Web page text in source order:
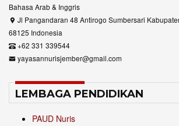
Bahasa Arab & Inggris
Jl Pangandaran 48 Antirogo Sumbersari
68125 Indonesia
+62 331 339544
yayasannurisjember@gmail.com
LEMBAGA PENDIDIKAN
PAUD Nuris